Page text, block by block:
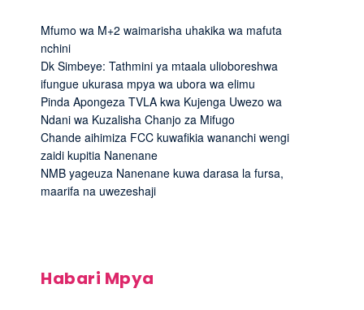
Mfumo wa M+2 waimarisha uhakika wa mafuta
nchini
Dk Simbeye: Tathmini ya mtaala ulioboreshwa
ifungue ukurasa mpya wa ubora wa elimu
Pinda Apongeza TVLA kwa Kujenga Uwezo wa
Ndani wa Kuzalisha Chanjo za Mifugo
Chande aihimiza FCC kuwafikia wananchi wengi
zaidi kupitia Nanenane
NMB yageuza Nanenane kuwa darasa la fursa,
maarifa na uwezeshaji
Habari Mpya